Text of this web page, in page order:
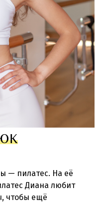
— пилатес. На её
Диана любит
чтобы ещё